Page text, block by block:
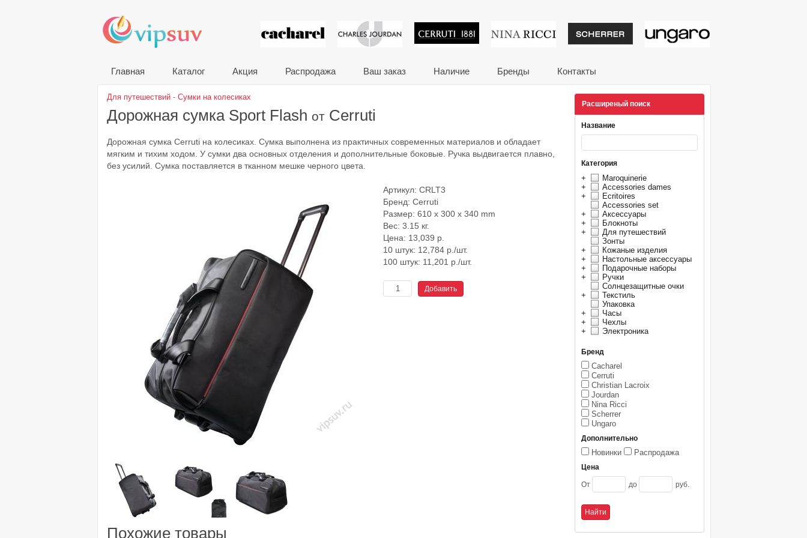
VIP сувениры и корпоративные подарки от
Главная Каталог Акция Распродажа Ваш заказ Наличие Бренды Контакты
Расширеный поиск
Название
Категория
+
Maroquinerie
+
Accessories dames
+
Ecritoires
Accessories set
+
Аксессуары
+
Блокноты
+
Для путешествий
Зонты
+
Кожаные изделия
+
Настольные аксессуары
+
Подарочные наборы
+
Ручки
Солнцезащитные очки
+
Текстиль
Упаковка
+
Часы
+
Чехлы
+
Электроника
Бренд
Cacharel
Cerruti
Christian Lacroix
Jourdan
Nina Ricci
Scherrer
Ungaro
Дополнительно
Новинки Распродажа
Цена
От до руб.
Для путешествий - Сумки на колесиках
Дорожная сумка Sport Flash от Cerruti
Дорожная сумка Cerruti на колесиках. Сумка выполнена из практичных современных материалов и обладает
мягким и тихим ходом. У сумки два основных отделения и дополнительные боковые. Ручка выдвигается плавно,
без усилий. Сумка поставляется в тканном мешке черного цвета.
Артикул: CRLT3
Бренд: Cerruti
Размер: 610 x 300 x 340 mm
Вес: 3.15 кг.
Цена: 13,039 р.
10 штук: 12,784 р./шт.
100 штук: 11,201 р./шт.
Похожие товары